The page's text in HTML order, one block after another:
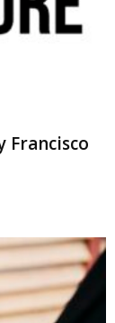
Francisco